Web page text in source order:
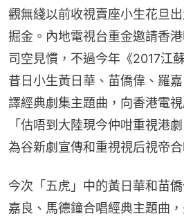
觀無綫以前收視賣座小生花旦
掘金。內地電視台重金邀請香
司空見慣，不過今年《2017江
昔日小生黃日華、苗僑偉、羅
譯經典劇集主題曲，向香港電
「估唔到大陸現今仲咁重視港
為谷新劇宣傳和重視視后視帝合
今次「五虎」中的黃日華和苗
嘉良、馬德鐘合唱經典主題曲